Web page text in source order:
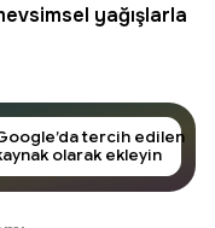
yağışlarla
tercih edilen
olarak ekleyin